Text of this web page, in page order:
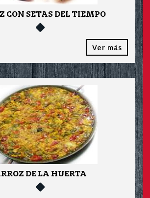
CON SETAS DEL TIEMPO
Ver más
DE LA HUERTA